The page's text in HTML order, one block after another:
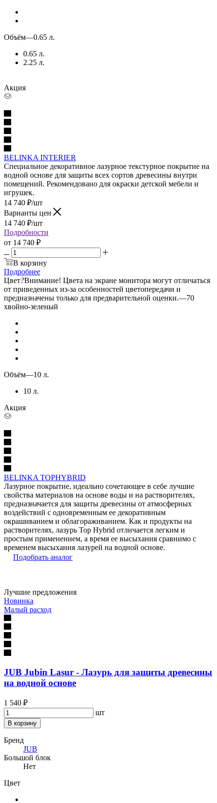
Объём—0.65 л.
0.65 л.
2.25 л.
Акция
BELINKA INTERIER
Специальное декоративное лазурное текстурное покрытие на
водной основе для защиты всех сортов древесины внутри
помещений. Рекомендовано для окраски детской мебели и
игрушек.
14 740 ₽/шт
Варианты цен
14 740 ₽/шт
Подробности
от 14 740 ₽
В корзину
Подробнее
Цвет?Внимание! Цвета на экране монитора могут отличаться
от приведенных из-за особенностей цветопередачи и
предназначены только для предварительной оценки.—70
хвойно-зеленый
Объём—10 л.
10 л.
Акция
BELINKA TOPHYBRID
Лазурное покрытие, идеально сочетающее в себе лучшие
свойства материалов на основе воды и на растворителях,
предназначается для защиты древесины от атмосферных
воздействий с одновременным ее декоративным
окрашиванием и облагораживанием. Как и продукты на
растворителях, лазурь Top Hybrid отличается легким и
простым применением, а время ее высыхания сравнимо с
временем высыхания лазурей на водной основе.
Подобрать аналог
Лучшие предложения
Новинка
Малый расход
JUB Jubin Lasur - Лазурь для защиты древесины
на водной основе
1 540 ₽
шт
В корзину
Бренд
JUB
Большой блок
Нет
Цвет